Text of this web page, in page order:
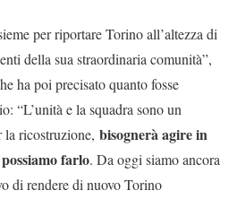
per riportare Torino all’altezza di
della sua straordinaria comunità”,
ha poi precisato quanto fosse
“L’unità e la squadra sono un
la ricostruzione, bisognerà agire in
farlo. Da oggi siamo ancora
di rendere di nuovo Torino